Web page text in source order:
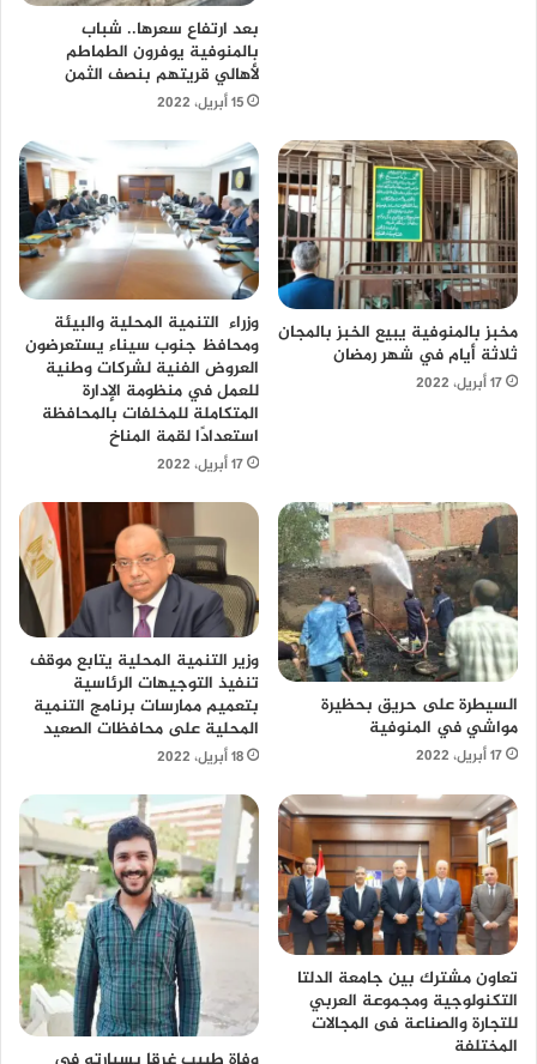
بعد ارتفاع سعرها.. شباب
بالمنوفية يوفرون الطماطم
لأهالي قريتهم بنصف الثمن
15 أبريل، 2022
مخبز بالمنوفية يبيع الخبز بالمجان
ثلاثة أيام في شهر رمضان
17 أبريل، 2022
وزراء التنمية المحلية والبيئة
ومحافظ جنوب سيناء يستعرضون
العروض الفنية لشركات وطنية
للعمل في منظومة الإدارة
المتكاملة للمخلفات بالمحافظة
استعدادًا لقمة المناخ
17 أبريل، 2022
السيطرة على حريق بحظيرة
مواشي في المنوفية
17 أبريل، 2022
وزير التنمية المحلية يتابع موقف
تنفيذ التوجيهات الرئاسية
بتعميم ممارسات برنامج التنمية
المحلية على محافظات الصعيد
18 أبريل، 2022
تعاون مشترك بين جامعة الدلتا
التكنولوجية ومجموعة العربي
للتجارة والصناعة فى المجالات
المختلفة